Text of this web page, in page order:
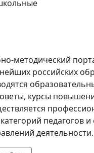
методический
российских
курсы
педагогов
деятельности.